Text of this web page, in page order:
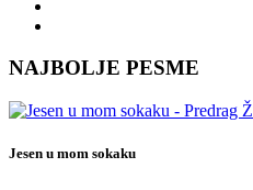
NAJBOLJE PESME
Jesen u mom sokaku